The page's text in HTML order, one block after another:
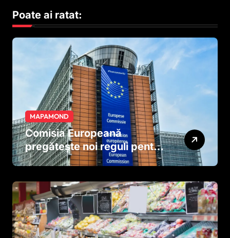
Poate ai ratat:
MAPAMOND
Comisia Europeană
pregătește noi reguli pentru
tutun și țigările electronice